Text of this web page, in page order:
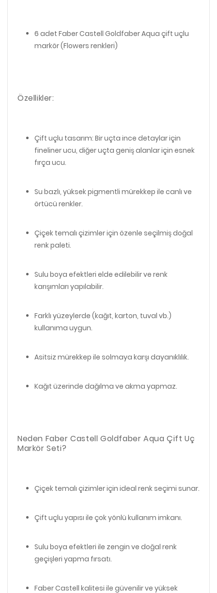
6 adet Faber Castell Goldfaber Aqua çift uçlu
markör (Flowers renkleri)
Özellikler:
Çift uçlu tasarım: Bir uçta ince detaylar için
fineliner ucu, diğer uçta geniş alanlar için esnek
fırça ucu.
Su bazlı, yüksek pigmentli mürekkep ile canlı ve
örtücü renkler.
Çiçek temalı çizimler için özenle seçilmiş doğal
renk paleti.
Sulu boya efektleri elde edilebilir ve renk
karışımları yapılabilir.
Farklı yüzeylerde (kağıt, karton, tuval vb.)
kullanıma uygun.
Asitsiz mürekkep ile solmaya karşı dayanıklılık.
Kağıt üzerinde dağılma ve akma yapmaz.
Neden Faber Castell Goldfaber Aqua Çift Uç
Markör Seti?
Çiçek temalı çizimler için ideal renk seçimi sunar.
Çift uçlu yapısı ile çok yönlü kullanım imkanı.
Sulu boya efektleri ile zengin ve doğal renk
geçişleri yapma fırsatı.
Faber Castell kalitesi ile güvenilir ve yüksek